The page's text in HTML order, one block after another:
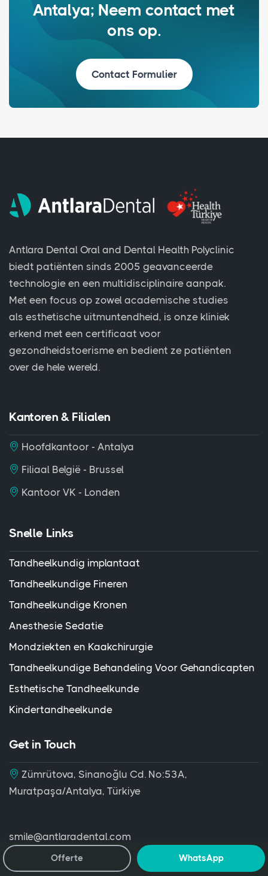
Offerte WhatsApp
Antalya; Neem contact met
ons op.
Contact Formulier
Antlara Dental Oral and Dental Health Polyclinic
biedt patiënten sinds 2005 geavanceerde
technologie en een multidisciplinaire aanpak.
Met een focus op zowel academische studies
als esthetische uitmuntendheid, is onze kliniek
erkend met een certificaat voor
gezondheidstoerisme en bedient ze patiënten
over de hele wereld.
Kantoren & Filialen
Hoofdkantoor - Antalya
Filiaal België - Brussel
Kantoor VK - Londen
Snelle Links
Tandheelkundig implantaat
Tandheelkundige Fineren
Tandheelkundige Kronen
Anesthesie Sedatie
Mondziekten en Kaakchirurgie
Tandheelkundige Behandeling Voor Gehandicapten
Esthetische Tandheelkunde
Kindertandheelkunde
Get in Touch
Zümrütova, Sinanoğlu Cd. No:53A,
Muratpaşa/Antalya, Türkiye
smile@antlaradental.com
+90 (541) 120 42 08
+44 7770 537 469